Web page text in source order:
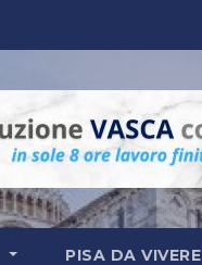
PISA DA VIVERE